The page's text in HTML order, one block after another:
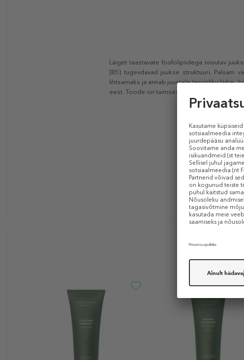
Läiget taastavate fosfolipiidega niisutav
[B5] tugevdavad juukse struktuuri. Palsam
lihtsamaks ja annab juustele tervisliku läike.
eest. Toode on taimses bioplast pakendis.